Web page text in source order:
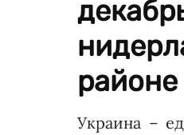
Украина –